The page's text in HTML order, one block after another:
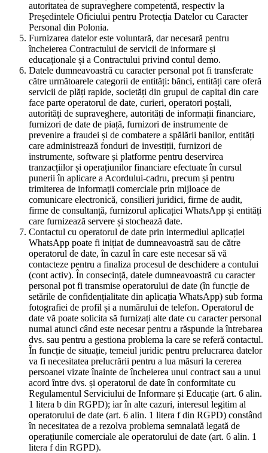
autoritatea de supraveghere competentă, respectiv la
Președintele Oficiului pentru Protecția Datelor cu Caracter
Personal din Polonia.
Furnizarea datelor este voluntară, dar necesară pentru
încheierea Contractului de servicii de informare și
educaționale și a Contractului privind contul demo.
Datele dumneavoastră cu caracter personal pot fi transferate
către următoarele categorii de entități: bănci, entități care oferă
servicii de plăți rapide, societăți din grupul de capital din care
face parte operatorul de date, curieri, operatori poștali,
autorități de supraveghere, autorități de informații financiare,
furnizori de date de piață, furnizori de instrumente de
prevenire a fraudei și de combatere a spălării banilor, entități
care administrează fonduri de investiții, furnizori de
instrumente, software și platforme pentru deservirea
tranzacțiilor și operațiunilor financiare efectuate în cursul
punerii în aplicare a Acordului-cadru, precum și pentru
trimiterea de informații comerciale prin mijloace de
comunicare electronică, consilieri juridici, firme de audit,
firme de consultanță, furnizorul aplicației WhatsApp și entități
care furnizează servere și stochează date.
Contactul cu operatorul de date prin intermediul aplicației
WhatsApp poate fi inițiat de dumneavoastră sau de către
operatorul de date, în cazul în care este necesar să vă
contacteze pentru a finaliza procesul de deschidere a contului
(cont activ). În consecință, datele dumneavoastră cu caracter
personal pot fi transmise operatorului de date (în funcție de
setările de confidențialitate din aplicația WhatsApp) sub forma
fotografiei de profil și a numărului de telefon. Operatorul de
date vă poate solicita să furnizați alte date cu caracter personal
numai atunci când este necesar pentru a răspunde la întrebarea
dvs. sau pentru a gestiona problema la care se referă contactul.
În funcție de situație, temeiul juridic pentru prelucrarea datelor
va fi necesitatea prelucrării pentru a lua măsuri la cererea
persoanei vizate înainte de încheierea unui contract sau a unui
acord între dvs. și operatorul de date în conformitate cu
Regulamentul Serviciului de Informare și Educație (art. 6 alin.
1 litera b din RGPD); iar în alte cazuri, interesul legitim al
operatorului de date (art. 6 alin. 1 litera f din RGPD) constând
în necesitatea de a rezolva problema semnalată legată de
operațiunile comerciale ale operatorului de date (art. 6 alin. 1
litera f din RGPD).